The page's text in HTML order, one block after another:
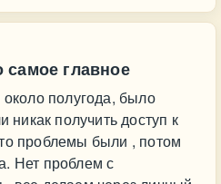
самое главное
полугода, было
никак получить доступ к
проблемы были , потом
Нет проблем с